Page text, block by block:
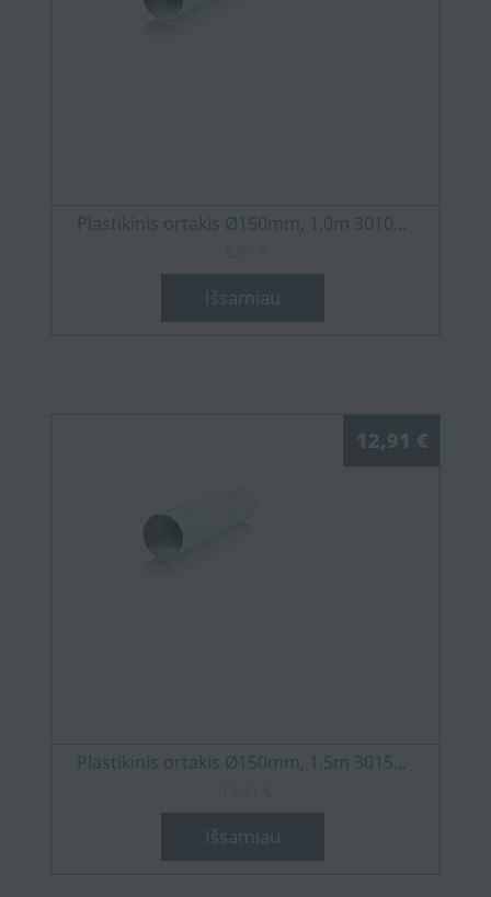
Plastikinis ortakis Ø150mm, 1.0m 3010...
Išsamiau
12,91 €
Plastikinis ortakis Ø150mm, 1.5m 3015...
Išsamiau